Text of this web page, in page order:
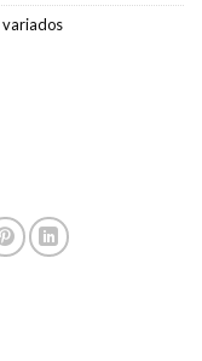
variados